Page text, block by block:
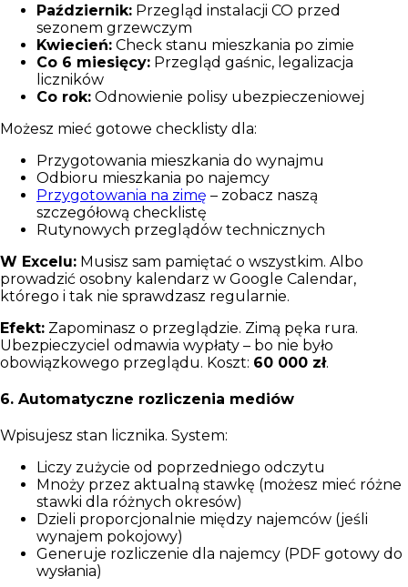
Październik: Przegląd instalacji CO przed
sezonem grzewczym
Kwiecień: Check stanu mieszkania po zimie
Co 6 miesięcy: Przegląd gaśnic, legalizacja
liczników
Co rok: Odnowienie polisy ubezpieczeniowej
Możesz mieć gotowe checklisty dla:
Przygotowania mieszkania do wynajmu
Odbioru mieszkania po najemcy
Przygotowania na zimę – zobacz naszą
szczegółową checklistę
Rutynowych przeglądów technicznych
W Excelu: Musisz sam pamiętać o wszystkim. Albo
prowadzić osobny kalendarz w Google Calendar,
którego i tak nie sprawdzasz regularnie.
Efekt: Zapominasz o przeglądzie. Zimą pęka rura.
Ubezpieczyciel odmawia wypłaty – bo nie było
obowiązkowego przeglądu. Koszt: 60 000 zł.
6. Automatyczne rozliczenia mediów
Wpisujesz stan licznika. System:
Liczy zużycie od poprzedniego odczytu
Mnoży przez aktualną stawkę (możesz mieć różne
stawki dla różnych okresów)
Dzieli proporcjonalnie między najemców (jeśli
wynajem pokojowy)
Generuje rozliczenie dla najemcy (PDF gotowy do
wysłania)